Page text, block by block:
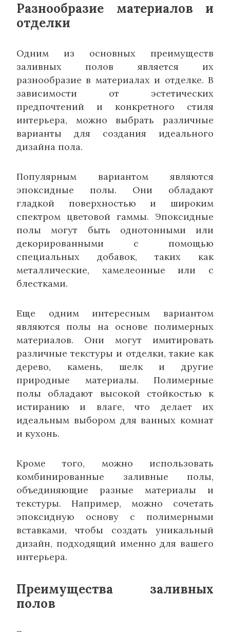
Разнообразие материалов и
отделки
Одним из основных преимуществ
заливных полов является их
разнообразие в материалах и отделке. В
зависимости от эстетических
предпочтений и конкретного стиля
интерьера, можно выбрать различные
варианты для создания идеального
дизайна пола.
Популярным вариантом являются
эпоксидные полы. Они обладают
гладкой поверхностью и широким
спектром цветовой гаммы. Эпоксидные
полы могут быть однотонными или
декорированными с помощью
специальных добавок, таких как
металлические, хамелеонные или с
блестками.
Еще одним интересным вариантом
являются полы на основе полимерных
материалов. Они могут имитировать
различные текстуры и отделки, такие как
дерево, камень, шелк и другие
природные материалы. Полимерные
полы обладают высокой стойкостью к
истиранию и влаге, что делает их
идеальным выбором для ванных комнат
и кухонь.
Кроме того, можно использовать
комбинированные заливные полы,
объединяющие разные материалы и
текстуры. Например, можно сочетать
эпоксидную основу с полимерными
вставками, чтобы создать уникальный
дизайн, подходящий именно для вашего
интерьера.
Преимущества заливных
полов